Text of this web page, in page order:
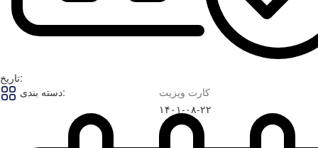
تاریخ:
دسته بندی:
کارت ویزیت
۱۴۰۱-۰۸-۲۲